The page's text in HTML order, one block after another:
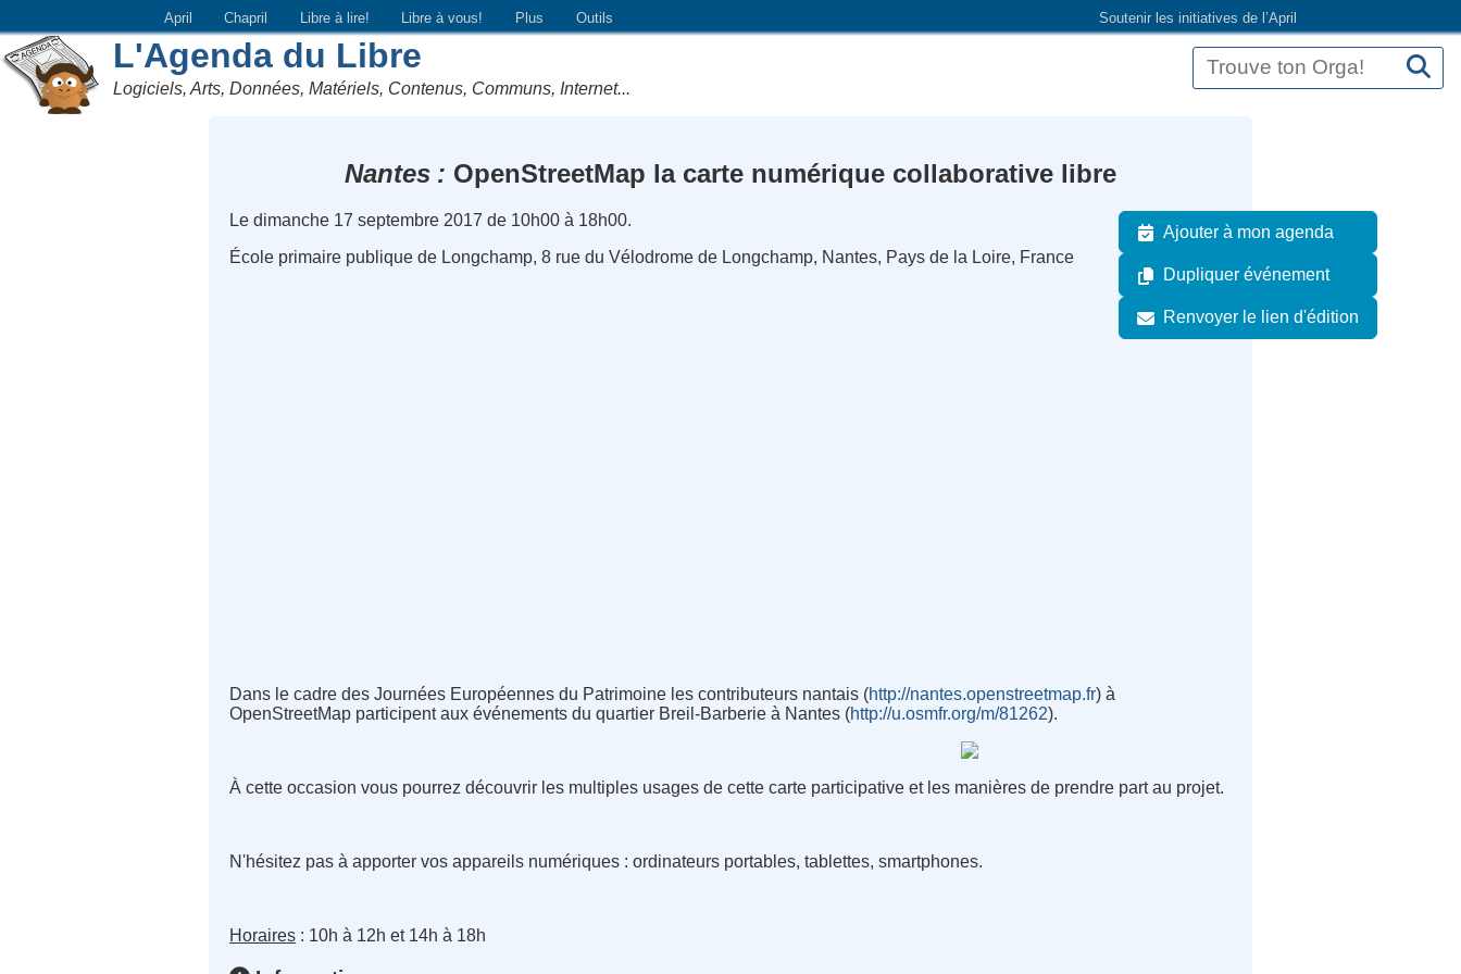
Soutenir les initiatives de l’April
April Chapril Libre à lire! Libre à vous! Plus Outils
L'Agenda du Libre
Logiciels, Arts, Données, Matériels, Contenus, Communs, Internet...
Nantes OpenStreetMap la carte numérique collaborative libre
Ajouter à mon agenda
Dupliquer événement
Renvoyer le lien d'édition
Le dimanche 17 septembre 2017 de 10h00 à 18h00.
École primaire publique de Longchamp, 8 rue du Vélodrome de Longchamp, Nantes, Pays de la Loire, France
Dans le cadre des Journées Européennes du Patrimoine les contributeurs nantais (http://nantes.openstreetmap.fr) à
OpenStreetMap participent aux événements du quartier Breil-Barberie à Nantes (http://u.osmfr.org/m/81262).
À cette occasion vous pourrez découvrir les multiples usages de cette carte participative et les manières de prendre part au projet.
N'hésitez pas à apporter vos appareils numériques : ordinateurs portables, tablettes, smartphones.
Horaires : 10h à 12h et 14h à 18h